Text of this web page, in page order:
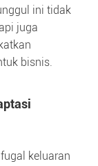
ini tidak
juga
bisnis.
keluaran